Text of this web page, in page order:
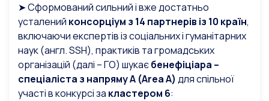
➤ Сформований сильний і вже достатньо
усталений консорціум з 14 партнерів із 10 країн,
включаючи експертів із соціальних і гуманітарних
наук (англ. SSH), практиків та громадських
організацій (далі – ГО) шукаєбенефіціара –
спеціаліста з напряму A (Area A) для спільної
участі в конкурсі за кластером 6: